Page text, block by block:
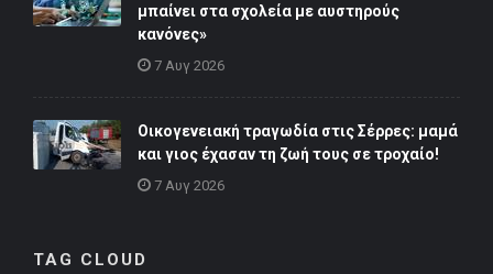
μπαίνει στα σχολεία με αυστηρούς
κανόνες»
7 Αυγ 2026
Οικογενειακή τραγωδία στις Σέρρες: μαμά
και γιος έχασαν τη ζωή τους σε τροχαίο!
7 Αυγ 2026
TAG CLOUD